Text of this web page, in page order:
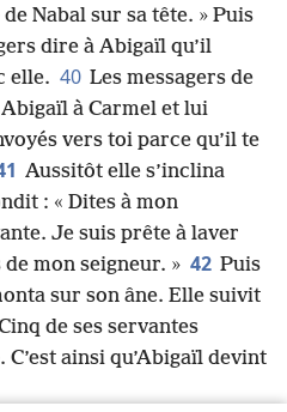
Nabal sur sa tête. » Puis
dire à Abigaïl qu’il
elle. 40 Les messagers de
à Carmel et lui
vers toi parce qu’il te
Aussitôt elle s’inclina
: « Dites à mon
Je suis prête à laver
mon seigneur. » 42 Puis
sur son âne. Elle suivit
de ses servantes
ainsi qu’Abigaïl devint